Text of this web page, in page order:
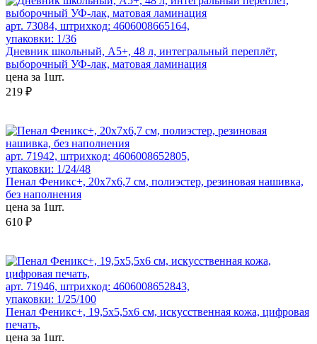
арт. 73084, штрихкод: 4606008665164,
упаковки: 1/36
Дневник школьный, А5+, 48 л, интегральный переплёт,
выборочный УФ-лак, матовая ламинация
цена за 1шт.
219 ₽
арт. 71942, штрихкод: 4606008652805,
упаковки: 1/24/48
Пенал Феникс+, 20x7x6,7 см, полиэстер, резиновая нашивка,
без наполнения
цена за 1шт.
610 ₽
арт. 71946, штрихкод: 4606008652843,
упаковки: 1/25/100
Пенал Феникс+, 19,5х5,5х6 см, искусственная кожа, цифровая
печать,
цена за 1шт.